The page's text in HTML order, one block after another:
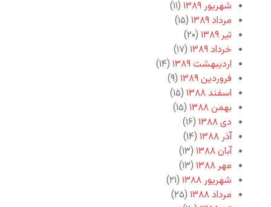
شهریور ۱۳۸۹
(۱۱)
مرداد ۱۳۸۹
(۱۵)
تیر ۱۳۸۹
(۲۰)
خرداد ۱۳۸۹
(۱۷)
اردیبهشت ۱۳۸۹
(۱۴)
فروردین ۱۳۸۹
(۹)
اسفند ۱۳۸۸
(۱۵)
بهمن ۱۳۸۸
(۱۵)
دی ۱۳۸۸
(۱۶)
آذر ۱۳۸۸
(۱۴)
آبان ۱۳۸۸
(۱۳)
مهر ۱۳۸۸
(۱۳)
شهریور ۱۳۸۸
(۲۱)
مرداد ۱۳۸۸
(۲۵)